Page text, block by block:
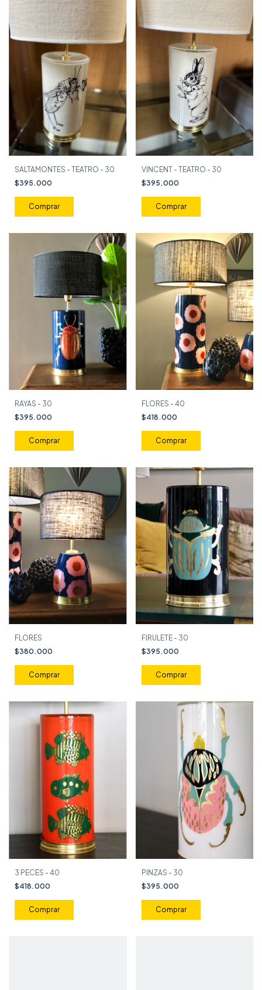
SALTAMONTES - TEATRO - 30
$395.000
VINCENT - TEATRO - 30
$395.000
RAYAS - 30
$395.000
FLORES - 40
$418.000
FLORES
$380.000
Comprar
FIRULETE - 30
$395.000
3 PECES - 40
$418.000
PINZAS - 30
$395.000